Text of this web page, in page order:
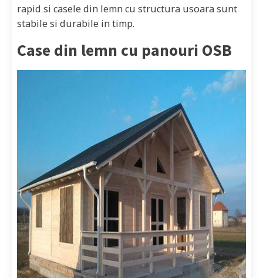
rapid si casele din lemn cu structura usoara sunt
stabile si durabile in timp.
Case din lemn cu panouri OSB